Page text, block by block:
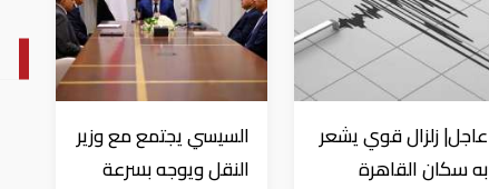
عاجل| زلزال قوي يشعر
به سكان القاهرة
السيسي يجتمع مع وزير
النقل ويوجه بسرعة